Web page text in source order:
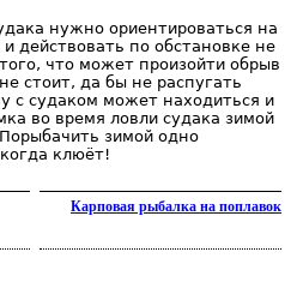
нужно ориентироваться на
действовать по обстановке не
что может произойти обрыв
стоит, да бы не распугать
с судаком может находиться и
во время ловли судака зимой
зимой одно
клюёт!
Карповая рыбалка на поплавок